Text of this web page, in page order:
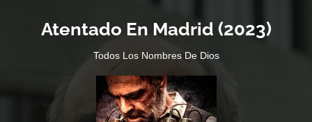
Atentado En Madrid (2023)
Todos Los Nombres De Dios